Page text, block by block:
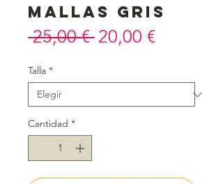
Mallas GRIS
25,00 € Precio
20,00 €Precio
oferta
Talla *
Cantidad *